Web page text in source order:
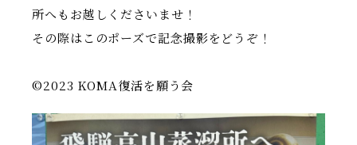
所へもお越しくださいませ！
その際はこのポーズで記念撮影をどうぞ！
©2023 KOMA復活を願う会